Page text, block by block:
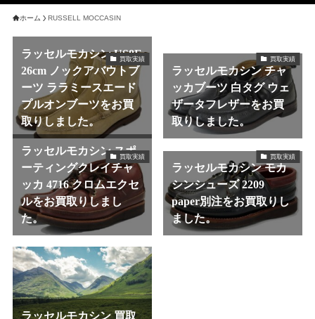
ホーム RUSSELL MOCCASIN
買取実績
ラッセルモカシン US8E
26cm ノックアバウトブ
ーツ ララミースエード
プルオンブーツをお買
取りしました。
買取実績
ラッセルモカシン チャ
ッカブーツ 白タグ ウェ
ザータフレザーをお買
取りしました。
買取実績
ラッセルモカシン スポ
ーティングクレイチャ
ッカ 4716 クロムエクセ
ルをお買取りしまし
た。
買取実績
ラッセルモカシン モカ
シンシューズ 2209
paper別注をお買取りし
ました。
ラッセルモカシン 買取